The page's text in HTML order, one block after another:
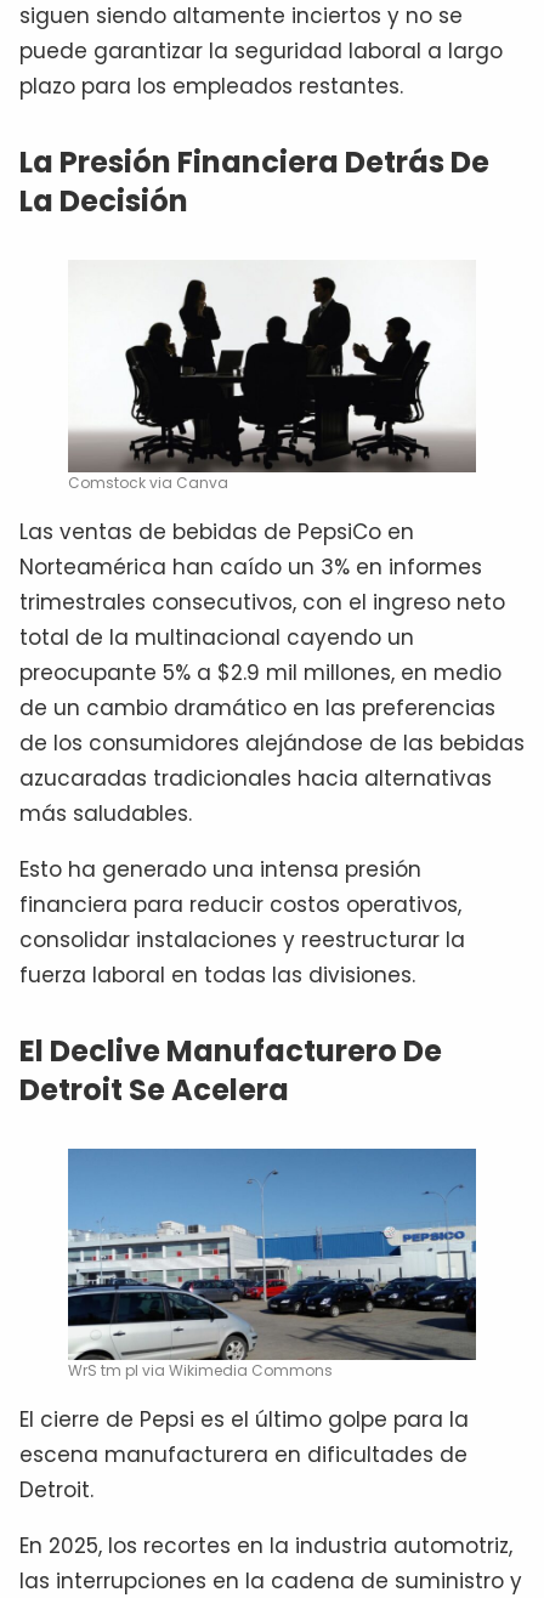
siguen siendo altamente inciertos y no se
puede garantizar la seguridad laboral a largo
plazo para los empleados restantes.
La Presión Financiera Detrás De
La Decisión
Comstock via Canva
Las ventas de bebidas de PepsiCo en
Norteamérica han caído un 3% en informes
trimestrales consecutivos, con el ingreso neto
total de la multinacional cayendo un
preocupante 5% a $2.9 mil millones, en medio
de un cambio dramático en las preferencias
de los consumidores alejándose de las bebidas
azucaradas tradicionales hacia alternativas
más saludables.
Esto ha generado una intensa presión
financiera para reducir costos operativos,
consolidar instalaciones y reestructurar la
fuerza laboral en todas las divisiones.
El Declive Manufacturero De
Detroit Se Acelera
WrS tm pl via Wikimedia Commons
El cierre de Pepsi es el último golpe para la
escena manufacturera en dificultades de
Detroit.
En 2025, los recortes en la industria automotriz,
las interrupciones en la cadena de suministro y